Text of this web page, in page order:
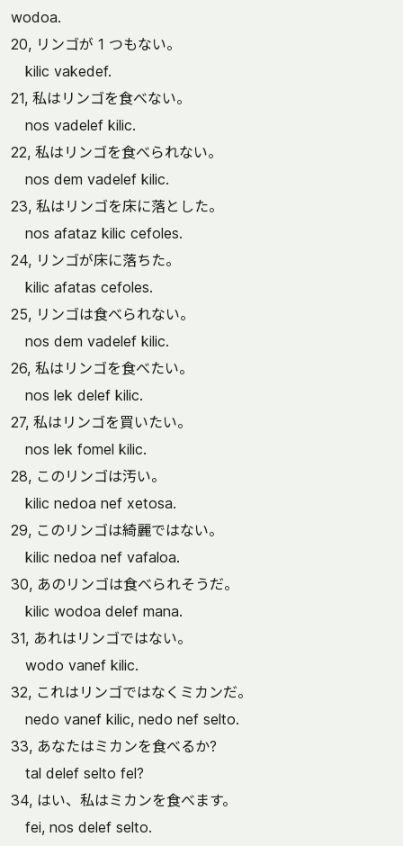
wodoa.
20, リンゴが 1 つもない。
kilic vakedef.
21, 私はリンゴを食べない。
nos vadelef kilic.
22, 私はリンゴを食べられない。
nos dem vadelef kilic.
23, 私はリンゴを床に落とした。
nos afataz kilic cefoles.
24, リンゴが床に落ちた。
kilic afatas cefoles.
25, リンゴは食べられない。
nos dem vadelef kilic.
26, 私はリンゴを食べたい。
nos lek delef kilic.
27, 私はリンゴを買いたい。
nos lek fomel kilic.
28, このリンゴは汚い。
kilic nedoa nef xetosa.
29, このリンゴは綺麗ではない。
kilic nedoa nef vafaloa.
30, あのリンゴは食べられそうだ。
kilic wodoa delef mana.
31, あれはリンゴではない。
wodo vanef kilic.
32, これはリンゴではなくミカンだ。
nedo vanef kilic, nedo nef selto.
33, あなたはミカンを食べるか?
tal delef selto fel?
34, はい、私はミカンを食べます。
fei, nos delef selto.